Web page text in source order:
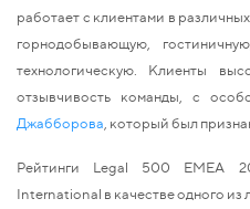
работаетс клиентами в
горнодобывающую,
технологическую. Клиенты
отзывчивость команды, с
Джабборова , который был
Рейтинги Legal 500 EMEA
International в качестве одного из